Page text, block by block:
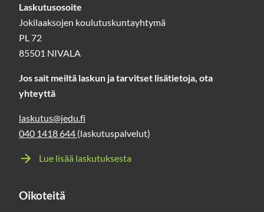
Laskutusosoite
Jokilaaksojen koulutuskuntayhtymä
PL 72
85501 NIVALA
Jos sait meiltä laskun ja tarvitset lisätietoja, ota
yhteyttä
laskutus@jedu.fi
040 1418 644 (laskutuspalvelut)
Lue lisää laskutuksesta
Oikoteitä